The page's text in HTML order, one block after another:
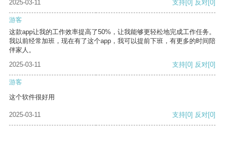
2025-03-11 支持[0] 反对[0]
游客
这款app让我的工作效率提高了50%，让我能够更轻松地完成工作任务。
我以前经常加班，现在有了这个app，我可以提前下班，有更多的时间陪
伴家人。
2025-03-11
支持[0] 反对[0]
游客
这个软件很好用
2025-03-11 支持[0] 反对[0]